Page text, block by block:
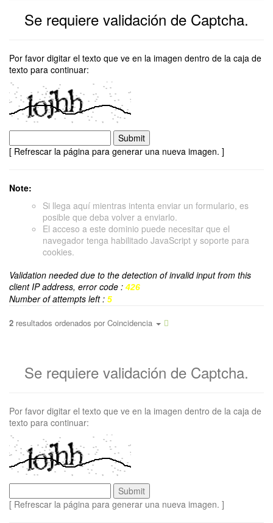
Se requiere validación de Captcha.
Por favor digitar el texto que ve en la imagen dentro de la caja de
texto para continuar:
[ Refrescar la página para generar una nueva imagen. ]
Note:
Si llega aquí mientras intenta enviar un formulario, es
posible que deba volver a enviarlo.
El acceso a este dominio puede necesitar que el
navegador tenga habilitado JavaScript y soporte para
cookies.
Validation needed due to the detection of invalid input from this
client IP address, error code : 426
Number of attempts left : 5
2 resultados ordenados por Coincidencia
Se requiere validación de Captcha.
Por favor digitar el texto que ve en la imagen dentro de la caja de
texto para continuar:
[ Refrescar la página para generar una nueva imagen. ]